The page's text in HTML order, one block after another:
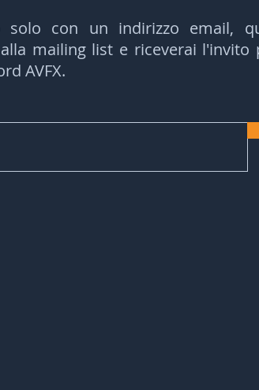
solo con un indirizzo email,
lla mailing list e riceverai l'invito
AVFX.